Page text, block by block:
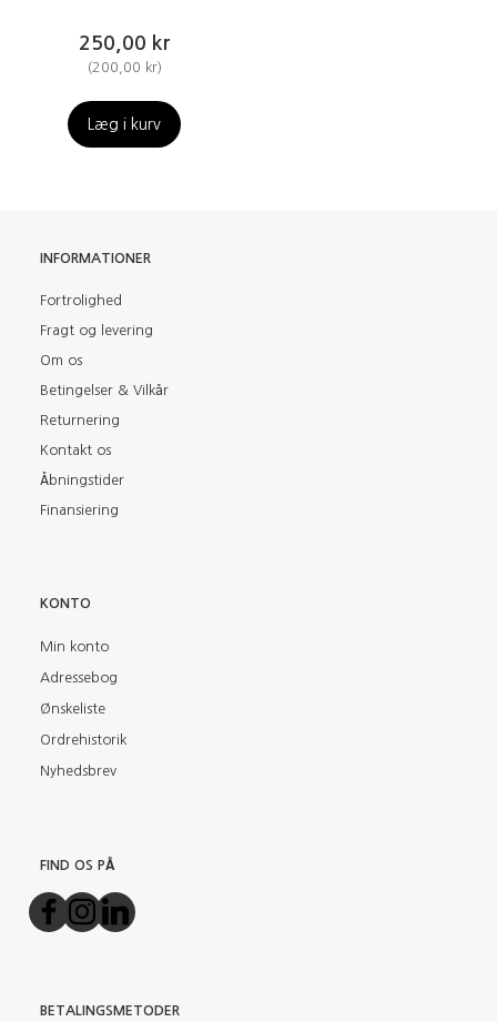
250,00 kr
(200,00 kr)
Læg i kurv
INFORMATIONER
Fortrolighed
Fragt og levering
Om os
Betingelser & Vilkår
Returnering
Kontakt os
Åbningstider
Finansiering
KONTO
Min konto
Adressebog
Ønskeliste
Ordrehistorik
Nyhedsbrev
FIND OS PÅ
BETALINGSMETODER